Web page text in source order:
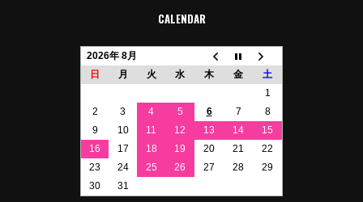
CALENDAR
2026年 8月
日
月 火 水 木 金
土
1
2
3 4 5 6 7
8
9
10 11 12 13 14
15
16
17 18 19 20 21
22
23
24 25 26 27 28
29
30
31